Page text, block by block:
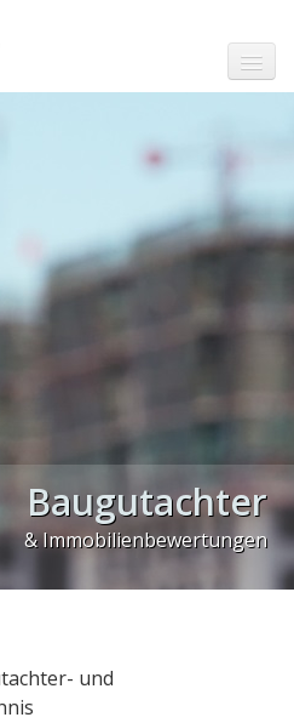
Baugutachter
& Immobilienbewertungen
und